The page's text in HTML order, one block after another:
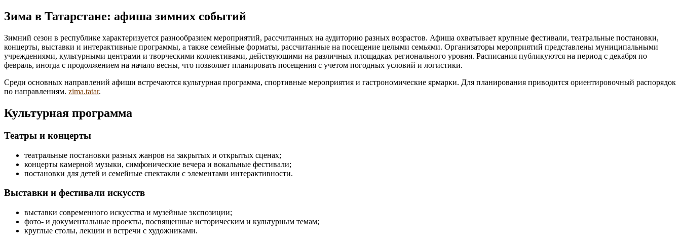
Зима в Татарстане: афиша зимних событий
Зимний сезон в республике характеризуется разнообразием мероприятий, рассчитанных на аудиторию разных возрастов. Афиша охватывает крупные фестивали, театральные постановки,
концерты, выставки и интерактивные программы, а также семейные форматы, рассчитанные на посещение целыми семьями. Организаторы мероприятий представлены муниципальными
учреждениями, культурными центрами и творческими коллективами, действующими на различных площадках регионального уровня. Расписания публикуются на период с декабря по
февраль, иногда с продолжением на начало весны, что позволяет планировать посещения с учетом погодных условий и логистики.
Среди основных направлений афиши встречаются культурная программа, спортивные мероприятия и гастрономические ярмарки. Для планирования приводится ориентировочный распорядок
по направлениям. zima.tatar.
Культурная программа
Театры и концерты
театральные постановки разных жанров на закрытых и открытых сценах;
концерты камерной музыки, симфонические вечера и вокальные фестивали;
постановки для детей и семейные спектакли с элементами интерактивности.
Выставки и фестивали искусств
выставки современного искусства и музейные экспозиции;
фото- и документальные проекты, посвященные историческим и культурным темам;
круглые столы, лекции и встречи с художниками.